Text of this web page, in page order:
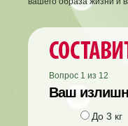
Вопрос 1 из 12
Ваш
До 3 кг